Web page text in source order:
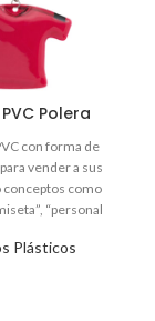
Polera
Plásticos
con forma de
vender a sus
conceptos como
“personal